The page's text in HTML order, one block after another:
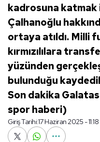
kadrosuna katmak
Çalhanoğlu
ortaya atıldı. Milli
kırmızılılara
yüzünden
bulunduğu
Son dakika
spor haberi)
Giriş Tarihi:17 Haziran 2025 - 11:18